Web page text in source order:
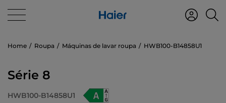
Home Roupa Máquinas de lavar roupa HWB100-B14858U1
Série 8
HWB100-B14858U1